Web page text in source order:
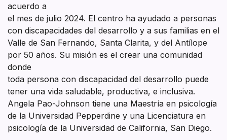
acuerdo a
el mes de julio 2024. El centro ha ayudado a personas
con discapacidades del desarrollo y a sus familias en el
Valle de San Fernando, Santa Clarita, y del Antílope
por 50 años. Su misión es el crear una comunidad
donde
toda persona con discapacidad del desarrollo puede
tener una vida saludable, productiva, e inclusiva.
Angela Pao-Johnson tiene una Maestría en psicología
de la Universidad Pepperdine y una Licenciatura en
psicología de la Universidad de California, San Diego.